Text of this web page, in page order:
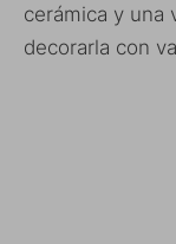
cerámica y una
decorarla con